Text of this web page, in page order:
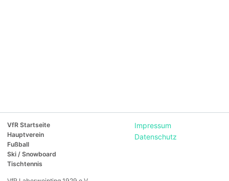
VfR Startseite
Hauptverein
Fußball
Ski / Snowboard
Tischtennis
Impressum
Datenschutz